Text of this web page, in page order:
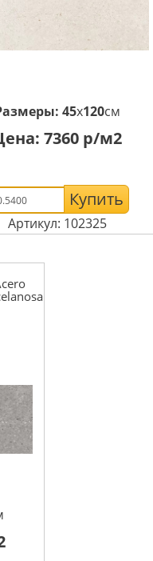
45x120см
7360 р/м2
Купить
Артикул: 102325